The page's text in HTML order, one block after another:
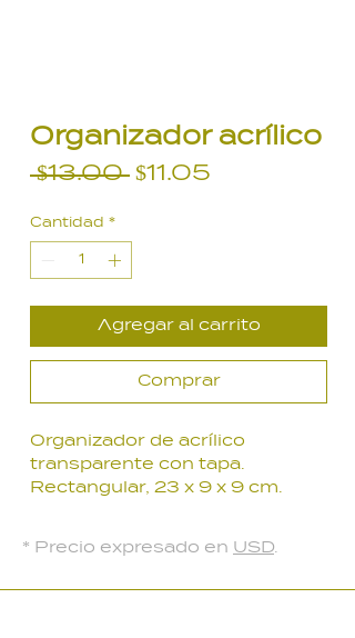
Organizador acrílico
$13.00 Precio
$11.05
Cantidad *
Agregar al carrito
Comprar
Organizador de acrílico
transparente con tapa.
Rectangular, 23 x 9 x 9 cm.
* Precio expresado en USD.